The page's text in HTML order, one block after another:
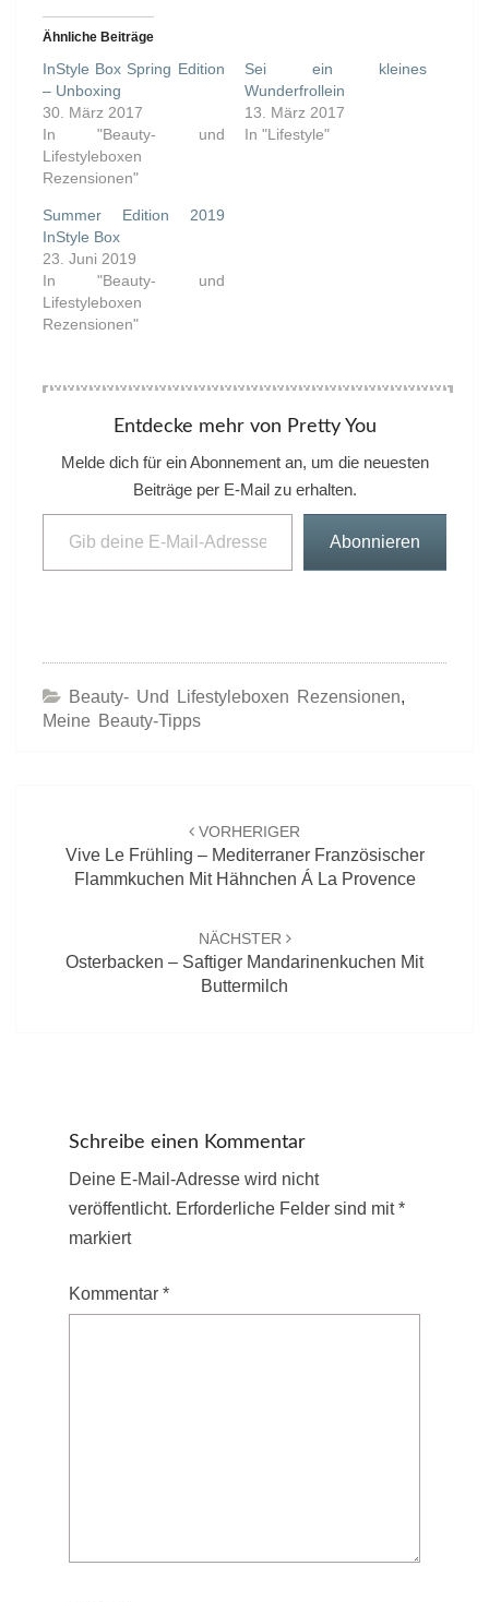
Ähnliche Beiträge
InStyle Box Spring Edition
– Unboxing
30. März 2017
In "Beauty- und
Lifestyleboxen
Rezensionen"
Sei ein kleines
Wunderfrollein
13. März 2017
In "Lifestyle"
Summer Edition 2019
InStyle Box
23. Juni 2019
In "Beauty- und
Lifestyleboxen
Rezensionen"
Entdecke mehr von Pretty You
Melde dich für ein Abonnement an, um die neuesten
Beiträge per E-Mail zu erhalten.
Gib deine E-Mail-Adresse ein ...
Abonnieren
Beauty- Und Lifestyleboxen Rezensionen,
Meine Beauty-Tipps
VORHERIGER
Vive Le Frühling – Mediterraner Französischer
Flammkuchen Mit Hähnchen Á La Provence
NÄCHSTER
Osterbacken – Saftiger Mandarinenkuchen Mit
Buttermilch
Schreibe einen Kommentar
Deine E-Mail-Adresse wird nicht
veröffentlicht. Erforderliche Felder sind mit*
markiert
Kommentar *